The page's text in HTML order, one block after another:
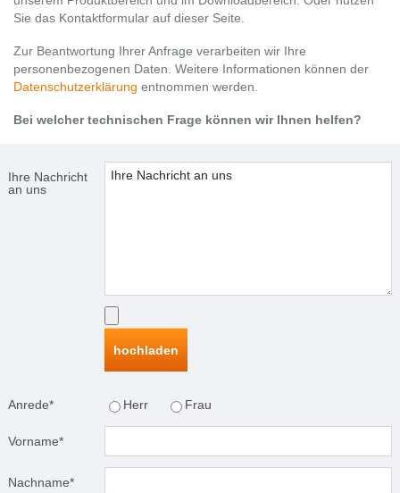
Sie das Kontaktformular auf dieser Seite.
Zur Beantwortung Ihrer Anfrage verarbeiten wir Ihre
personenbezogenen Daten. Weitere Informationen können der
Datenschutzerklärung entnommen werden.
Bei welcher technischen Frage können wir Ihnen helfen?
Ihre Nachricht
an uns
Anrede* Herr Frau
Vorname*
Nachname*